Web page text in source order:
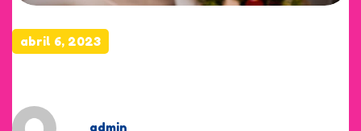
abril 6, 2023
admin